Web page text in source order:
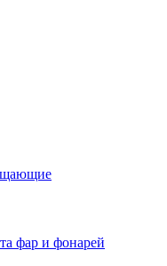
фар и фонарей